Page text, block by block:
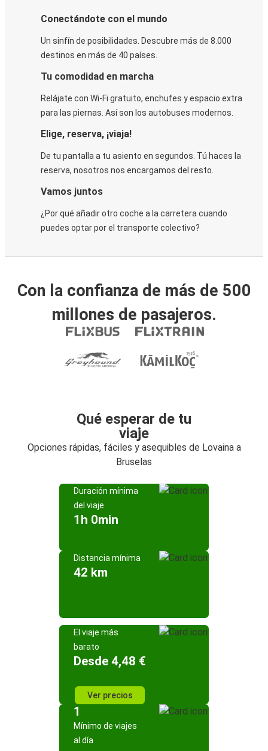
Conectándote con el mundo
Un sinfín de posibilidades. Descubre más de 8.000
destinos en más de 40 países.
Tu comodidad en marcha
Relájate con Wi-Fi gratuito, enchufes y espacio extra
para las piernas. Así son los autobuses modernos.
Elige, reserva, ¡viaja!
De tu pantalla a tu asiento en segundos. Tú haces la
reserva, nosotros nos encargamos del resto.
Vamos juntos
¿Por qué añadir otro coche a la carretera cuando
puedes optar por el transporte colectivo?
Con la confianza de más de 500
millones de pasajeros.
Qué esperar de tu
viaje
Opciones rápidas, fáciles y asequibles de Lovaina a
Bruselas
Duración mínima
del viaje
1h 0min
Distancia mínima
42 km
El viaje más
barato
Desde 4,48 €
Ver precios
1
Mínimo de viajes
al día